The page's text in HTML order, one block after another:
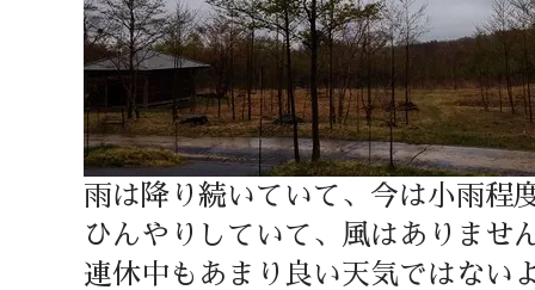
雨は降り続いていて、今は小雨程
ひんやりしていて、風はありませ
連休中もあまり良い天気ではない